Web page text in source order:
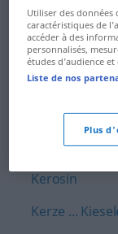
Kaspische
keck ...
Kerosin
Kerze ...
Utiliser des données
caractéristiques de
accéder à des
personnalisés,
études d’audience
Liste de nos
Plus